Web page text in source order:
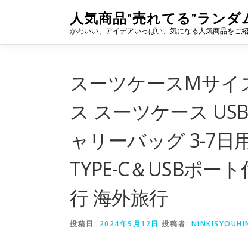
ン
人気商品”売れてる”ラン
かわいい、アイデアいっぱい、気になる人気商品をご
スーツケースMサイ
ス スーツケース
ャリーバッグ 3-7日
TYPE-C＆USBポー
行 海外旅行
投稿日: 2024年9月12日 投稿者: